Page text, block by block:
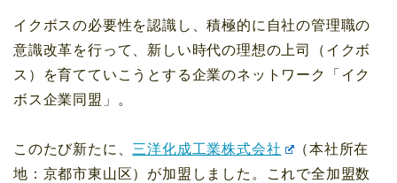
イクボスの必要性を認識し、積極的に自社の管理職の
意識改革を行って、新しい時代の理想の上司（イクボ
ス）を育てていこうとする企業のネットワーク「イク
ボス企業同盟」。
このたび新たに、 三洋化成工業株式会社
（本社所在
地：京都市東山区）が加盟しました。これで全加盟数